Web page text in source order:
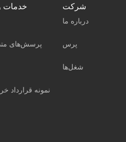
خدمات
پرسش‌های
نمونه قرارداد
شرکت
درباره ما
پرس
شغل‌ها